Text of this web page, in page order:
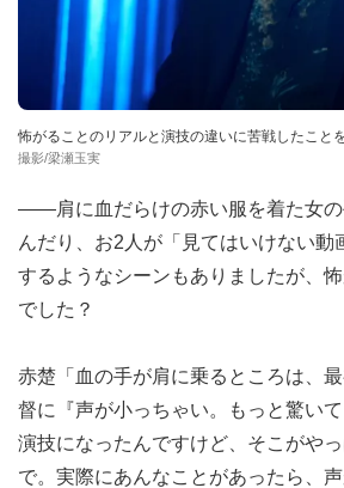
怖がることのリアルと演技の違いに苦戦したこと
撮影/梁瀬玉実
――肩に血だらけの赤い服を着た女の
んだり、お2人が「見てはいけない動
するようなシーンもありましたが、
でした？
赤楚「血の手が肩に乗るところは、
督に『声が小っちゃい。もっと驚い
演技になったんですけど、そこがや
で。実際にあんなことがあったら、